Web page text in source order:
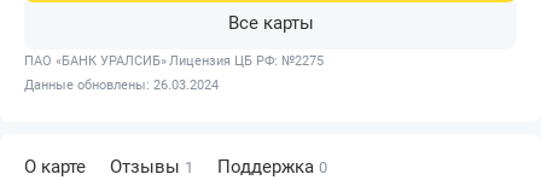
Все карты
ПАО «БАНК УРАЛСИБ»Лицензия ЦБ РФ: №2275
Данные обновлены: 26.03.2024
О карте Отзывы 1 Поддержка 0